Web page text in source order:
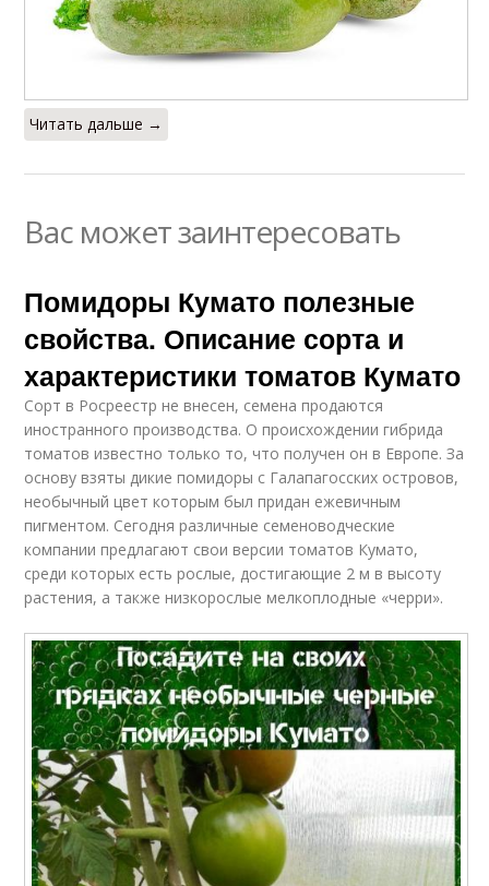
Читать дальше →
Вас может заинтересовать
Помидоры Кумато полезные
свойства. Описание сорта и
характеристики томатов Кумато
Сорт в Росреестр не внесен, семена продаются
иностранного производства. О происхождении гибрида
томатов известно только то, что получен он в Европе. За
основу взяты дикие помидоры с Галапагосских островов,
необычный цвет которым был придан ежевичным
пигментом. Сегодня различные семеноводческие
компании предлагают свои версии томатов Кумато,
среди которых есть рослые, достигающие 2 м в высоту
растения, а также низкорослые мелкоплодные «черри».